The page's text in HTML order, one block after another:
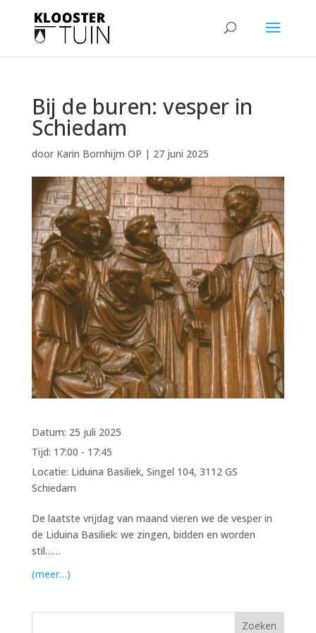
Bij de buren: vesper in
Schiedam
door Karin Bornhijm OP | 27 juni 2025
Datum: 25 juli 2025
Tijd: 17:00 - 17:45
Locatie: Liduina Basiliek, Singel 104, 3112 GS
Schiedam
De laatste vrijdag van maand vieren we de vesper in
de Liduina Basiliek: we zingen, bidden en worden
stil……
(meer…)
Zoeken